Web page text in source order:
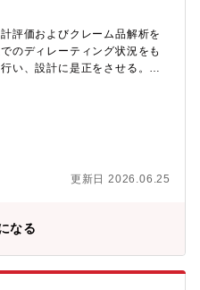
評価およびクレーム品解析を
のディレーティング状況をも
い、設計に是正をさせる。ま
回路解析」を行い、原因部署
装組立工程の監査を行い、基
更新日 2026.06.25
なる